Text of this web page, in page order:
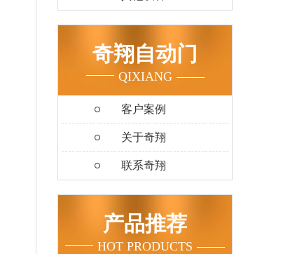
奇翔自动门
QIXIANG
客户案例
关于奇翔
联系奇翔
产品推荐
HOT PRODUCTS